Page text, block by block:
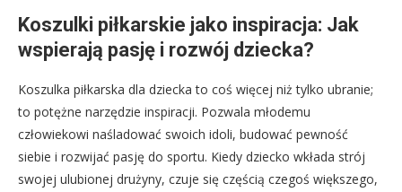
Koszulki piłkarskie jako inspiracja: Jak
wspierają pasję i rozwój dziecka?
Koszulka piłkarska dla dziecka to coś więcej niż tylko ubranie;
to potężne narzędzie inspiracji. Pozwala młodemu
człowiekowi naśladować swoich idoli, budować pewność
siebie i rozwijać pasję do sportu. Kiedy dziecko wkłada strój
swojej ulubionej drużyny, czuje się częścią czegoś większego,